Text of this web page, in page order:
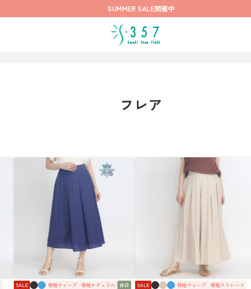
SUMMER SALE開催中
フレア
SALE 骨格ウェーブ 骨格ナチュラル 休日
SALE 骨格ウェーブ 骨格ストレート